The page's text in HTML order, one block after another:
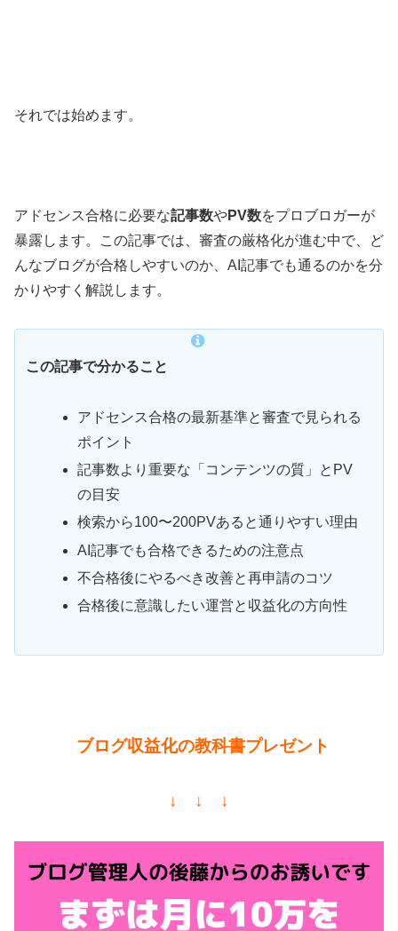
それでは始めます。
アドセンス合格に必要な記事数やPV数をプロブロガーが
暴露します。この記事では、審査の厳格化が進む中で、ど
んなブログが合格しやすいのか、AI記事でも通るのかを分
かりやすく解説します。
この記事で分かること
アドセンス合格の最新基準と審査で見られる
ポイント
記事数より重要な「コンテンツの質」とPV
の目安
検索から100〜200PVあると通りやすい理由
AI記事でも合格できるための注意点
不合格後にやるべき改善と再申請のコツ
合格後に意識したい運営と収益化の方向性
ブログ収益化の教科書プレゼント
↓ ↓ ↓